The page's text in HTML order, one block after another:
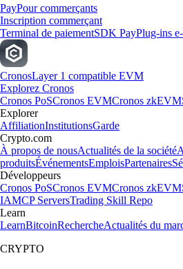
PayPour commerçants
Inscription commerçant
Terminal de paiementSDK PayPlug-ins
CronosLayer 1 compatible EVM
Explorez Cronos
Cronos PoSCronos EVMCronos zkEVM
Explorer
AffiliationInstitutionsGarde
Crypto.com
À propos de nousActualités de la société
produitsÉvénementsEmploisPartenaires
Développeurs
Cronos PoSCronos EVMCronos zkEVM
IAMCP ServersTrading Skill Repo
Learn
LearnBitcoinRechercheActualités du
CRYPTO